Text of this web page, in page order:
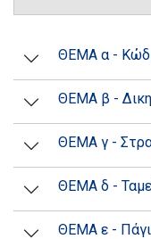
ΘΕΜΑ α -
ΘΕΜΑ β -
ΘΕΜΑ γ -
ΘΕΜΑ δ -
ΘΕΜΑ ε -